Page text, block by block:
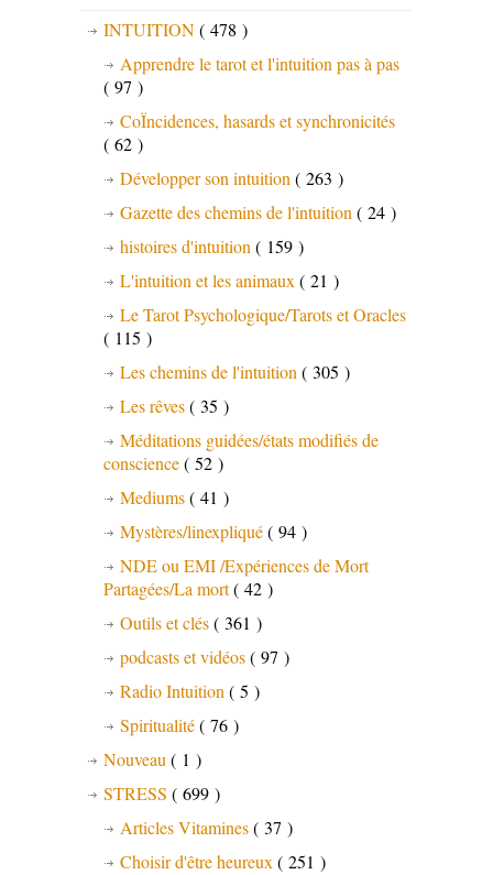
INTUITION( 478 )
Apprendre le tarot et l'intuition pas à pas
( 97 )
CoÏncidences, hasards et synchronicités
( 62 )
Développer son intuition ( 263 )
Gazette des chemins de l'intuition ( 24 )
histoires d'intuition ( 159 )
L'intuition et les animaux ( 21 )
Le Tarot Psychologique/Tarots et Oracles
( 115 )
Les chemins de l'intuition ( 305 )
Les rêves( 35 )
Méditations guidées/états modifiés de
conscience( 52 )
Mediums( 41 )
Mystères/linexpliqué( 94 )
NDE ou EMI /Expériences de Mort
Partagées/La mort( 42 )
Outils et clés( 361 )
podcasts et vidéos( 97 )
Radio Intuition ( 5 )
Spiritualité( 76 )
Nouveau ( 1 )
STRESS ( 699 )
Articles Vitamines( 37 )
Choisir d'être heureux ( 251 )